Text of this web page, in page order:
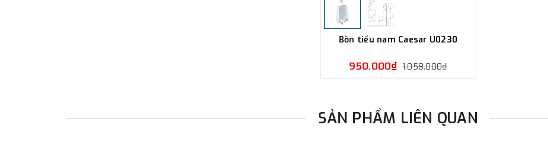
Bồn tiểu nam Caesar U0230
950.000₫ 1.058.000₫
SẢN PHẨM LIÊN QUAN